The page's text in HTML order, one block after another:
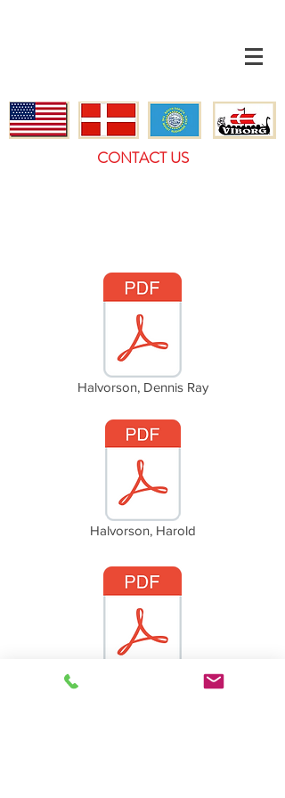
CONTACT US
Halvorson, Dennis Ray
Halvorson, Harold
Halvorson, Helen (Benson) Westergaard